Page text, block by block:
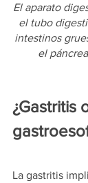
El aparato
el tubo
intestinos
el
¿Gastritis
La gastritis